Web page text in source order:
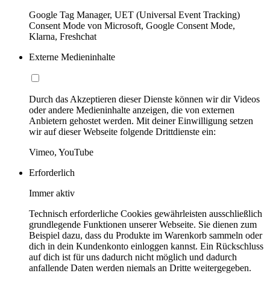
Google Tag Manager, UET (Universal Event Tracking)
Consent Mode von Microsoft, Google Consent Mode,
Klarna, Freshchat
Externe Medieninhalte
Durch das Akzeptieren dieser Dienste können wir dir Videos
oder andere Medieninhalte anzeigen, die von externen
Anbietern gehostet werden. Mit deiner Einwilligung setzen
wir auf dieser Webseite folgende Drittdienste ein:
Vimeo, YouTube
Erforderlich
Immer aktiv
Technisch erforderliche Cookies gewährleisten ausschließlich
grundlegende Funktionen unserer Webseite. Sie dienen zum
Beispiel dazu, dass du Produkte im Warenkorb sammeln oder
dich in dein Kundenkonto einloggen kannst. Ein Rückschluss
auf dich ist für uns dadurch nicht möglich und dadurch
anfallende Daten werden niemals an Dritte weitergegeben.